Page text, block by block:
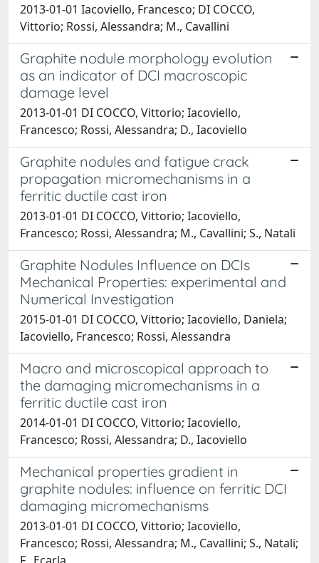
2013-01-01 Iacoviello, Francesco; DI COCCO,
Vittorio; Rossi, Alessandra; M., Cavallini
Graphite nodule morphology evolution
as an indicator of DCI macroscopic
damage level
2013-01-01 DI COCCO, Vittorio; Iacoviello,
Francesco; Rossi, Alessandra; D., Iacoviello
Graphite nodules and fatigue crack
propagation micromechanisms in a
ferritic ductile cast iron
2013-01-01 DI COCCO, Vittorio; Iacoviello,
Francesco; Rossi, Alessandra; M., Cavallini; S., Natali
Graphite Nodules Influence on DCIs
Mechanical Properties: experimental and
Numerical Investigation
2015-01-01 DI COCCO, Vittorio; Iacoviello, Daniela;
Iacoviello, Francesco; Rossi, Alessandra
Macro and microscopical approach to
the damaging micromechanisms in a
ferritic ductile cast iron
2014-01-01 DI COCCO, Vittorio; Iacoviello,
Francesco; Rossi, Alessandra; D., Iacoviello
Mechanical properties gradient in
graphite nodules: influence on ferritic DCI
damaging micromechanisms
2013-01-01 DI COCCO, Vittorio; Iacoviello,
Francesco; Rossi, Alessandra; M., Cavallini; S., Natali;